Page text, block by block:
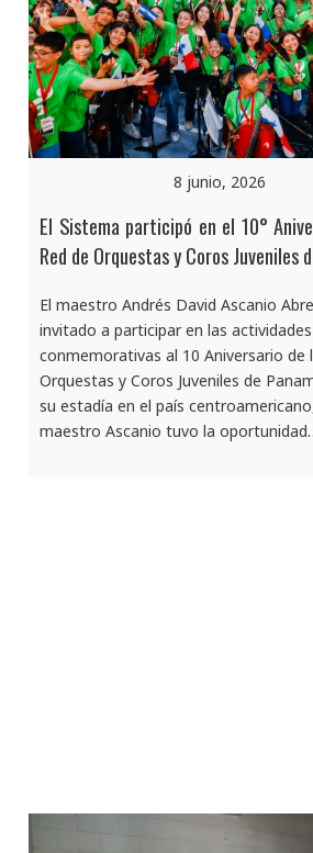
8 junio, 2026
El Sistema participó en el 10°
Red de Orquestas y Coros Juveniles
El maestro Andrés David Ascanio
invitado a participar en las actividades
conmemorativas al 10 Aniversario de
Orquestas y Coros Juveniles de
su estadía en el país
maestro Ascanio tuvo la